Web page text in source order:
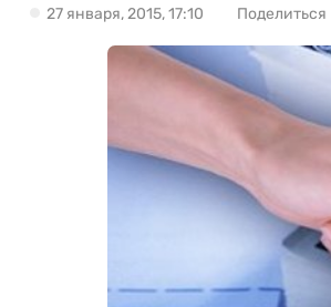
27 января, 2015, 17:10 Поделиться